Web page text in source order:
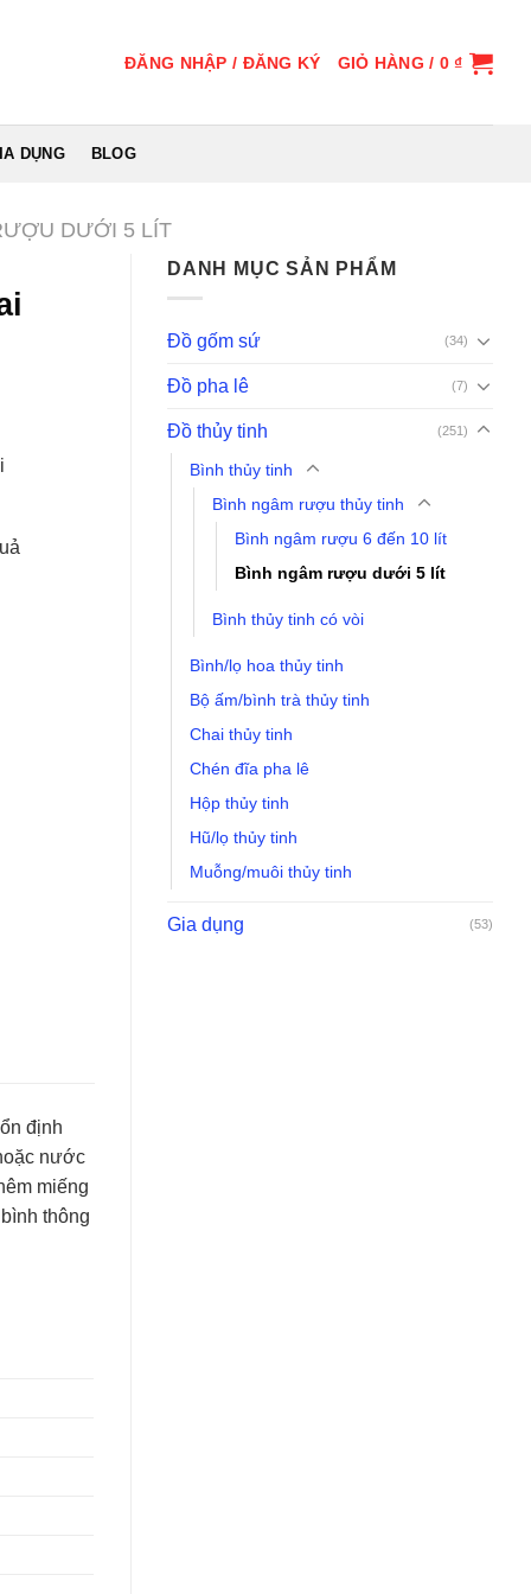
ĐĂNG NHẬP / ĐĂNG KÝ GIỎ HÀNG / 0₫
DỤNG BLOG
DƯỚI 5 LÍT
DANH MỤC SẢN PHẨM
Đồ gốm sứ (34)
Đồ pha lê (7)
Đồ thủy tinh (251)
Bình thủy tinh
Bình ngâm rượu thủy tinh
Bình ngâm rượu 6 đến 10 lít
Bình ngâm rượu dưới 5 lít
Bình thủy tinh có vòi
Bình/lọ hoa thủy tinh
Bộ ấm/bình trà thủy tinh
Chai thủy tinh
Chén đĩa pha lê
Hộp thủy tinh
Hũ/lọ thủy tinh
Muỗng/muôi thủy tinh
Gia dụng (53)
định
nước
miếng
thông